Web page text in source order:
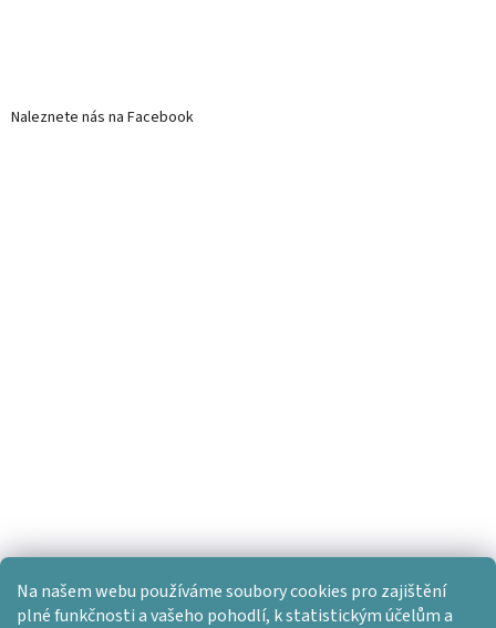
Na našem webu používáme soubory cookies pro zajištění
plné funkčnosti a vašeho pohodlí, k statistickým účelům a
Naleznete nás na Facebook